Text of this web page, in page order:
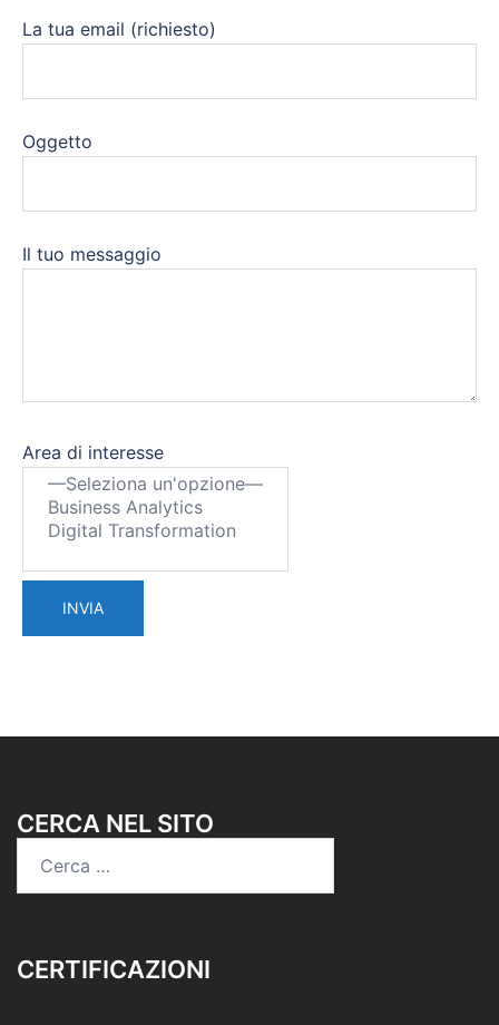
La tua email (richiesto)
Oggetto
Il tuo messaggio
Area di interesse
CERCA NEL SITO
CERTIFICAZIONI